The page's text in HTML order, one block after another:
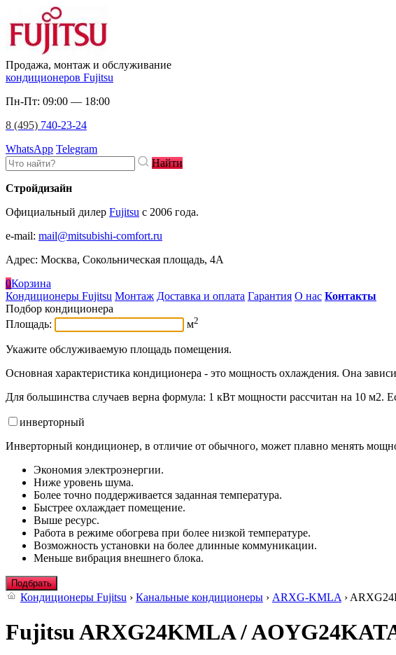
Продажа, монтаж и обслуживание
кондиционеров Fujitsu
Пн-Пт: 09:00 — 18:00
8 (495) 740-23-24
WhatsApp Telegram
Найти
Стройдизайн
Официальный дилер Fujitsu c 2006 года.
e-mail: mail@mitsubishi-comfort.ru
Адрес: Москва, Сокольническая площадь, 4А
0Корзина
Кондиционеры Fujitsu Монтаж Доставка и оплата Гарантия О нас Контакты
Подбор кондиционера
Площадь:
м2
Укажите обслуживаемую площадь помещения.
Основная характеристика кондиционера - это мощность охлаждения. Она
Для большинства случаев верна формула: 1 кВт мощности рассчитан на 10 м2.
инверторный
Инверторный кондиционер, в отличие от обычного, может плавно менять
Экономия электроэнергии.
Ниже уровень шума.
Более точно поддерживается заданная температура.
Быстрее охлаждает помещение.
Выше ресурс.
Работа в режиме обогрева при более низкой температуре.
Возможность установки на более длинные коммуникации.
Меньше вибрация внешнего блока.
Подбрать
Кондиционеры Fujitsu › Канальные кондиционеры › ARXG-KMLA ›
Fujitsu ARXG24KMLA /